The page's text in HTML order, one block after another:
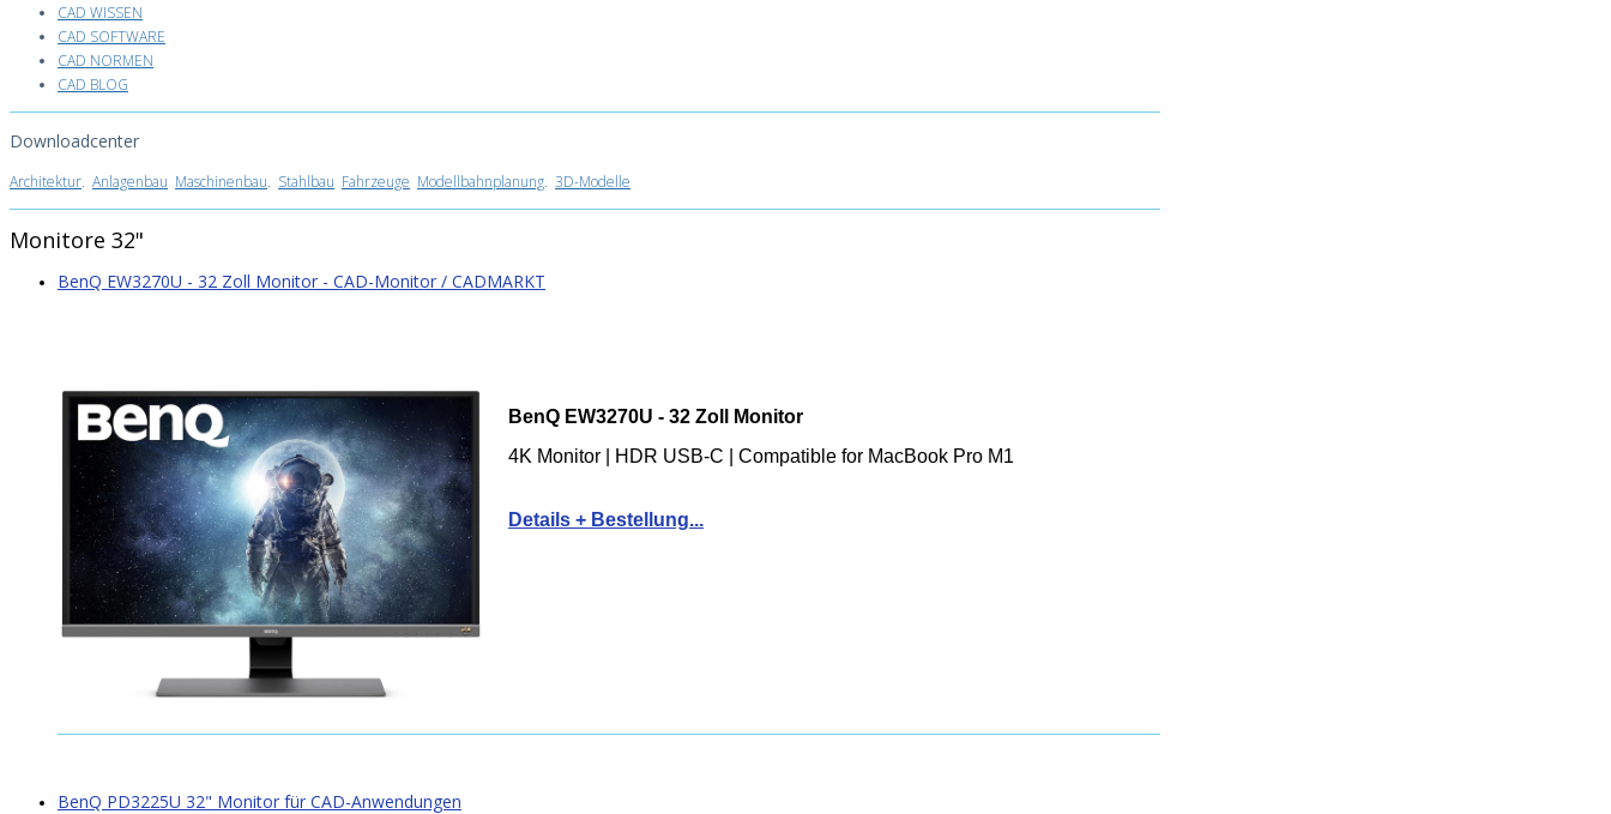
CAD WISSEN
CAD SOFTWARE
CAD NORMEN
CAD BLOG
Downloadcenter
Architektur. Anlagenbau Maschinenbau. Stahlbau Fahrzeuge Modellbahnplanung. 3D-Modelle
Monitore 32"
BenQ EW3270U - 32 Zoll Monitor - CAD-Monitor / CADMARKT
BenQ EW3270U - 32 Zoll Monitor
4K Monitor | HDR USB-C | Compatible for MacBook Pro M1
Details + Bestellung...
BenQ PD3225U 32" Monitor für CAD-Anwendungen